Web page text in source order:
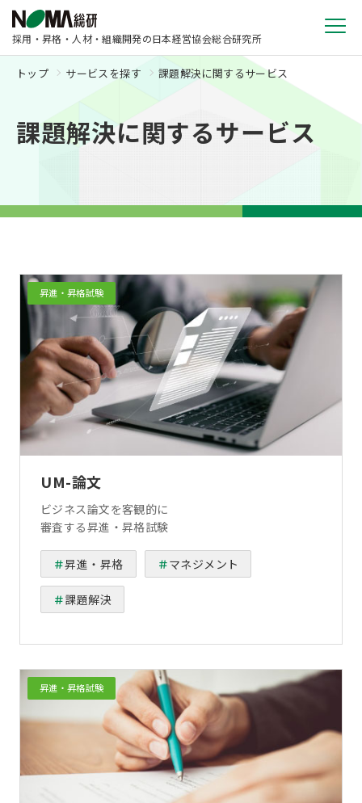
採用・昇格・人材・組織開発の日本経営協会総合研究所
トップ サービスを探す 課題解決に関するサービス
課題解決に関するサービス
昇進・昇格試験
UM-論文
ビジネス論文を客観的に
審査する昇進・昇格試験
昇進・昇格 マネジメント
課題解決
昇進・昇格試験